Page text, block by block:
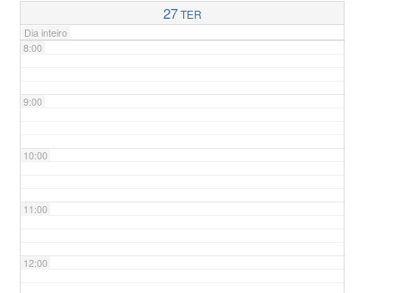
27TER
Dia inteiro
8:00
9:00
10:00
11:00
12:00